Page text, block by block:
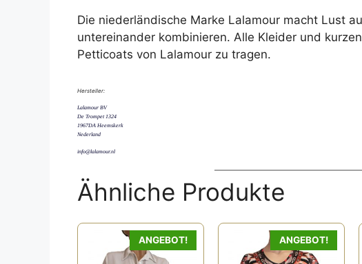
Die niederländische Marke Lalamour macht Lust
untereinander kombinieren. Alle Kleider und
Petticoats von Lalamour zu tragen.
Hersteller:
Lalamour BV
De Trompet 1324
1967DA Heemskerk
Nederland
info@lalamour.nl
Ähnliche Produkte
ANGEBOT! ANGEBOT!